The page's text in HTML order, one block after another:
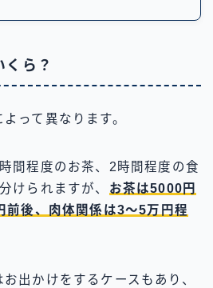
ら？
って異なります。
間程度のお茶、2時間程度の食
けられますが、 お茶は5000円
前後、肉体関係は3〜5万円程
出かけをするケースもあり、